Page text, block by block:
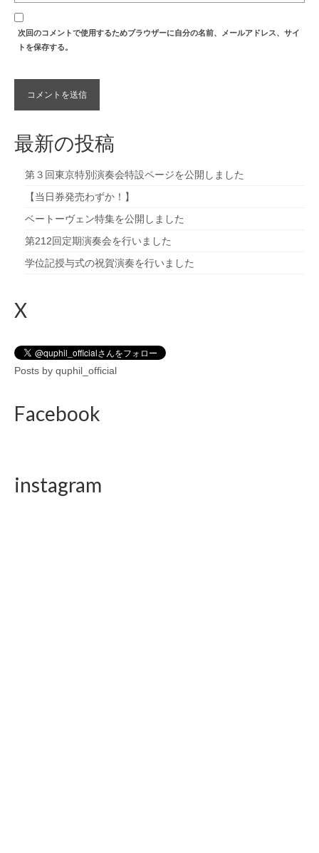
次回のコメントで使用するためブラウザーに自分の名前、メールアドレス、サイ
トを保存する。
最新の投稿
第３回東京特別演奏会特設ページを公開しました
【当日券発売わずか！】
ベートーヴェン特集を公開しました
第212回定期演奏会を行いました
学位記授与式の祝賀演奏を行いました
X
Posts by quphil_official
Facebook
instagram